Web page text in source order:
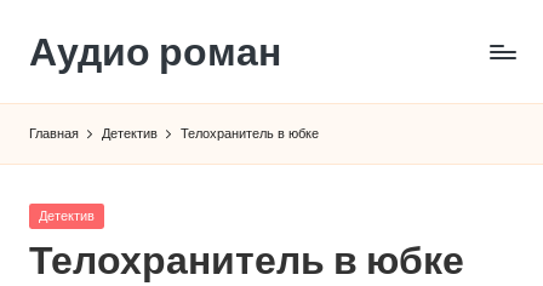
Перейти
содержимому
Аудио роман
Главная Детектив Телохранитель в юбке
Опубликовано
Детектив
Телохранитель в юбке